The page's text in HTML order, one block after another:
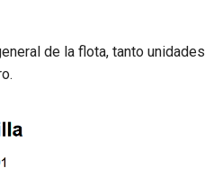
de la flota, tanto unidades